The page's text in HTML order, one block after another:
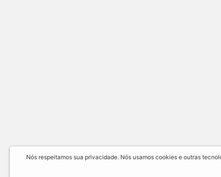
Nós respeitamos sua privacidade. Nós usamos cookies e outras